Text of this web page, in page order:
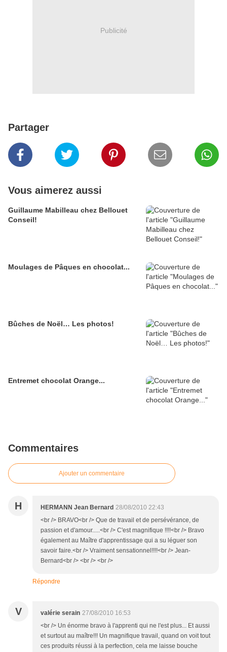
Publicité
Partager
Vous aimerez aussi
Guillaume Mabilleau chez Bellouet
Conseil!
Moulages de Pâques en chocolat...
Bûches de Noël… Les photos!
Entremet chocolat Orange...
Commentaires
Ajouter un commentaire
H HERMANN Jean Bernard 28/08/2010 22:43
<br /> BRAVO<br /> Que de travail et de persévérance, de
passion et d'amour.....<br /> C'est magnifique !!!!<br /> Bravo
également au Maître d'apprentissage qui a su léguer son
savoir faire.<br /> Vraiment sensationnel!!!!<br /> Jean-
Bernard<br /> <br /> <br />
Répondre
V valérie serain 27/08/2010 16:53
<br /> Un énorme bravo à l'apprenti qui ne l'est plus... Et aussi
et surtout au maître!!! Un magnifique travail, quand on voit tout
ces produits réussi à la perfection, cela me laisse bouche